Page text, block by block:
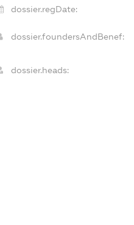
dossier.regDate:
dossier.foundersAndBenef:
dossier.heads: